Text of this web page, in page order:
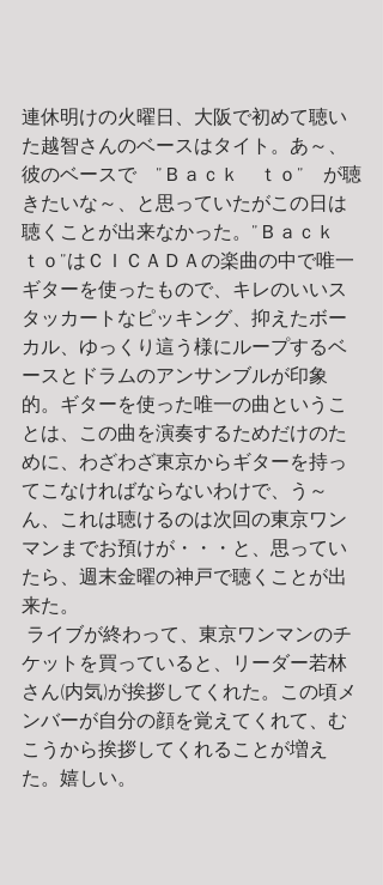
連休明けの火曜日、大阪で初めて聴い
た越智さんのベースはタイト。あ～、
彼のベースで　”Ｂａｃｋ　ｔｏ”　が聴
きたいな～、と思っていたがこの日は
聴くことが出来なかった。”Ｂａｃｋ
ｔｏ”はＣＩＣＡＤＡの楽曲の中で唯一
ギターを使ったもので、キレのいいス
タッカートなピッキング、抑えたボー
カル、ゆっくり這う様にループするベ
ースとドラムのアンサンブルが印象
的。ギターを使った唯一の曲というこ
とは、この曲を演奏するためだけのた
めに、わざわざ東京からギターを持っ
てこなければならないわけで、う～
ん、これは聴けるのは次回の東京ワン
マンまでお預けが・・・と、思ってい
たら、週末金曜の神戸で聴くことが出
来た。
ケットを買っていると、リーダー若林
さん(内気)が挨拶してくれた。この頃メ
ンバーが自分の顔を覚えてくれて、む
こうから挨拶してくれることが増え
た。嬉しい。